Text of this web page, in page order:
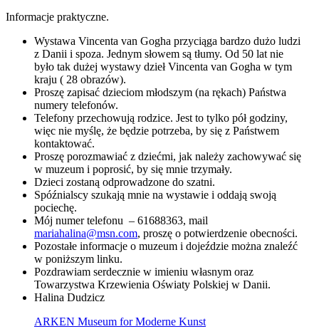
Informacje praktyczne.
Wystawa Vincenta van Gogha przyciąga bardzo dużo ludzi
z Danii i spoza. Jednym słowem są tłumy. Od 50 lat nie
było tak dużej wystawy dzieł Vincenta van Gogha w tym
kraju ( 28 obrazów).
Proszę zapisać dzieciom młodszym (na rękach) Państwa
numery telefonów.
Telefony przechowują rodzice. Jest to tylko pół godziny,
więc nie myślę, że będzie potrzeba, by się z Państwem
kontaktować.
Proszę porozmawiać z dziećmi, jak należy zachowywać się
w muzeum i poprosić, by się mnie trzymały.
Dzieci zostaną odprowadzone do szatni.
Spóźnialscy szukają mnie na wystawie i oddają swoją
pociechę.
Mój numer telefonu – 61688363, mail
mariahalina@msn.com, proszę o potwierdzenie obecności.
Pozostałe informacje o muzeum i dojeździe można znaleźć
w poniższym linku.
Pozdrawiam serdecznie w imieniu własnym oraz
Towarzystwa Krzewienia Oświaty Polskiej w Danii.
Halina Dudzicz
ARKEN Museum for Moderne Kunst